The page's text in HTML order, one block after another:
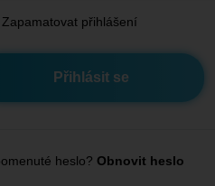
Zapamatovat přihlášení
heslo? Obnovit heslo